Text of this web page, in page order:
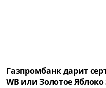
Газпромбанк дарит
WB или Золотое